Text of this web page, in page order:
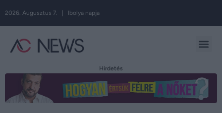
2026. Augusztus 7. | Ibolya napja
Hirdetés